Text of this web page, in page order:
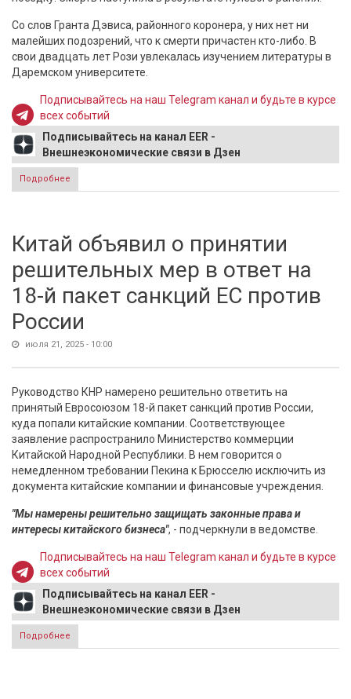
Со слов Гранта Дэвиса, районного коронера, у них нет ни
малейших подозрений, что к смерти причастен кто-либо. В
свои двадцать лет Рози увлекалась изучением литературы в
Даремском университете.
Подписывайтесь на наш Telegram канал и будьте в курсе
всех событий
Подписывайтесь на канал EER -
Внешнеэкономические связи в Дзен
Подробнее
Британии
Китай объявил о принятии
решительных мер в ответ на
18-й пакет санкций ЕС против
России
июля 21, 2025 - 10:00
Руководство КНР намерено решительно ответить на
принятый Евросоюзом 18-й пакет санкций против России,
куда попали китайские компании. Соответствующее
заявление распространило Министерство коммерции
Китайской Народной Республики. В нем говорится о
немедленном требовании Пекина к Брюсселю исключить из
документа китайские компании и финансовые учреждения.
"Мы намерены решительно защищать законные права и
интересы китайского бизнеса", - подчеркнули в ведомстве.
Подписывайтесь на наш Telegram канал и будьте в курсе
всех событий
Подписывайтесь на канал EER -
Внешнеэкономические связи в Дзен
Подробнее
18-й пакет санкций ЕС против России